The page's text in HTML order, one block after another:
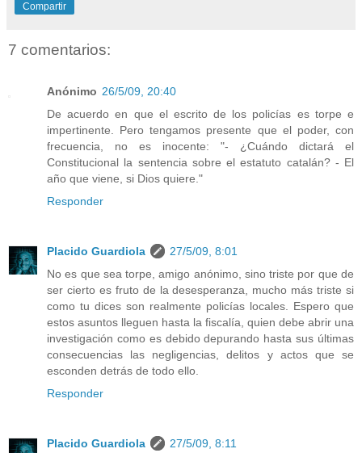
Compartir
7 comentarios:
Anónimo 26/5/09, 20:40
De acuerdo en que el escrito de los policías es torpe e
impertinente. Pero tengamos presente que el poder, con
frecuencia, no es inocente: "- ¿Cuándo dictará el
Constitucional la sentencia sobre el estatuto catalán? - El
año que viene, si Dios quiere."
Responder
Placido Guardiola
27/5/09, 8:01
No es que sea torpe, amigo anónimo, sino triste por que de
ser cierto es fruto de la desesperanza, mucho más triste si
como tu dices son realmente policías locales. Espero que
estos asuntos lleguen hasta la fiscalía, quien debe abrir una
investigación como es debido depurando hasta sus últimas
consecuencias las negligencias, delitos y actos que se
esconden detrás de todo ello.
Responder
Placido Guardiola
27/5/09, 8:11